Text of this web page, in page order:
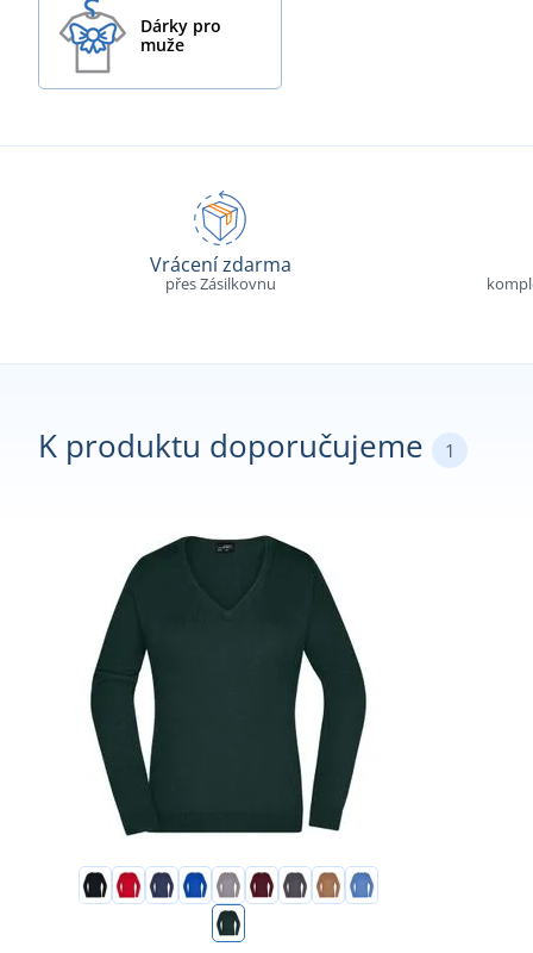
Dárky pro
muže
Vrácení zdarma
přes Zásilkovnu
K produktu doporučujeme 1